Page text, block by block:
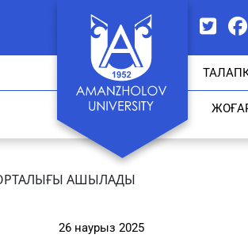
АШЫЛАДЫ
26 наурыз 2025